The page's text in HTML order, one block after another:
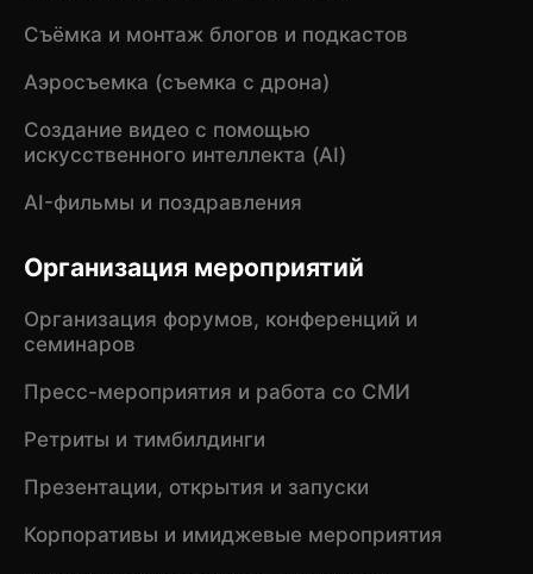
Съёмка и монтаж блогов и подкастов
Аэросъемка (съемка с дрона)
Создание видео с помощью
искусственного интеллекта (AI)
AI-фильмы и поздравления
Организация мероприятий
Организация форумов, конференций и
семинаров
Пресс-мероприятия и работа со СМИ
Ретриты и тимбилдинги
Презентации, открытия и запуски
Корпоративы и имиджевые мероприятия